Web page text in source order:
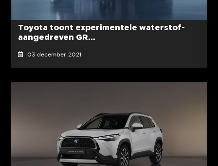
Toyota toont experimentele waterstof-
aangedreven GR...
03 december 2021